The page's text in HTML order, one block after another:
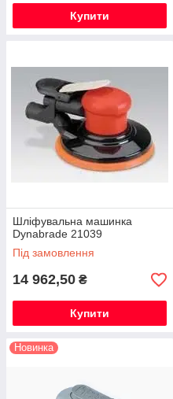
Купити
Шліфувальна машинка
Dynabrade 21039
Під замовлення
14 962,50 ₴
Купити
Новинка